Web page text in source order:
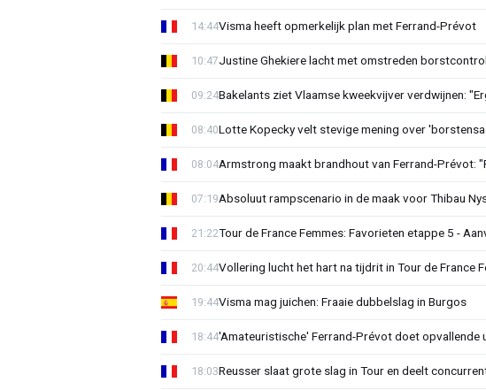
Visma heeft opmerkelijk plan met Ferrand-Prévot
14:44
Justine Ghekiere lacht met omstreden
10:47
Bakelants ziet Vlaamse kweekvijver verdwijnen:
09:24
Lotte Kopecky velt stevige mening over
08:40
Armstrong maakt brandhout van Ferrand-Prévot:
08:04
Absoluut rampscenario in de maak voor Thibau
07:19
Tour de France Femmes: Favorieten etappe 5 -
21:22
Vollering lucht het hart na tijdrit in Tour de France
20:44
Visma mag juichen: Fraaie dubbelslag in Burgos
19:44
'Amateuristische' Ferrand-Prévot doet opvallende
18:44
Reusser slaat grote slag in Tour en deelt
18:03